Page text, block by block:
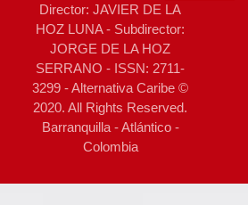
Director: JAVIER DE LA
HOZ LUNA - Subdirector:
JORGE DE LA HOZ
SERRANO - ISSN: 2711-
3299 - Alternativa Caribe ©
2020. All Rights Reserved.
Barranquilla - Atlántico -
Colombia